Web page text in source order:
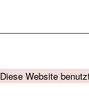
Diese Website